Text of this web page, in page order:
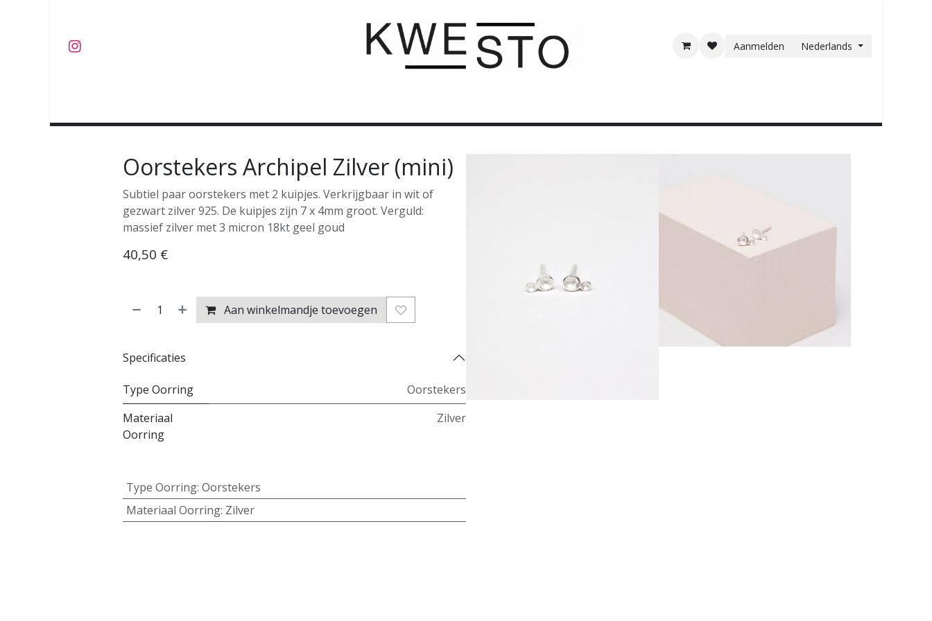
Aanmelden Nederlands
Oorstekers Archipel Zilver (mini)
Subtiel paar oorstekers met 2 kuipjes. Verkrijgbaar in wit of
gezwart zilver 925. De kuipjes zijn 7 x 4mm groot. Verguld:
massief zilver met 3 micron 18kt geel goud
40,50 €
Aan winkelmandje toevoegen
Specificaties
Type Oorring
Oorstekers
Materiaal
Oorring
Zilver
Type Oorring: Oorstekers
Materiaal Oorring: Zilver